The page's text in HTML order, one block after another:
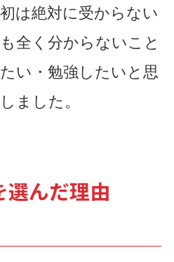
は絶対に受からない
全く分からないこと
い・勉強したいと思
ました。
選んだ理由